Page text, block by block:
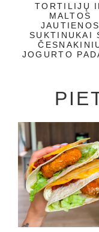
TORTILIJŲ
MALTOS
JAUTIENOS
SUKTINUKAI
JOGURTO